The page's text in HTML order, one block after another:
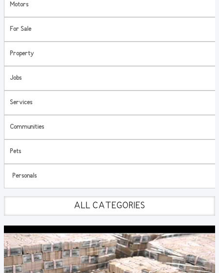
Motors
For Sale
Property
Jobs
Services
Communities
Pets
Personals
ALL CATEGORIES